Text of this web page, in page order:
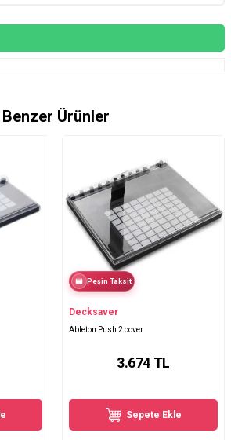
Benzer Ürünler
Peşin Taksit
Decksaver
Ableton Push 2 cover
3.674 TL
Sepete Ekle